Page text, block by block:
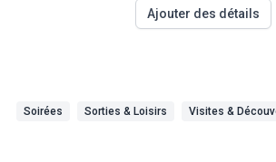
Ajouter des détails
Soirées Sorties & Loisirs Visites &